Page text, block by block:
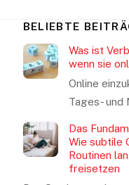
BELIEBTE
Was ist
wenn sie
Online
Tages- und
Das
Wie subtile
Routinen
freisetzen